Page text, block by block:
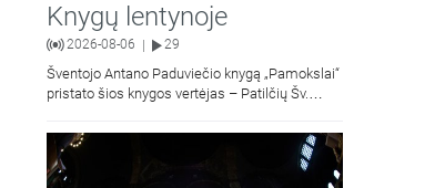
Knygų lentynoje
2026-08-06 29
Šventojo Antano Paduviečio knygą „Pamokslai“
pristato šios knygos vertėjas – Patilčių Šv.
moralinės teologijos dr. Algirdas Petras